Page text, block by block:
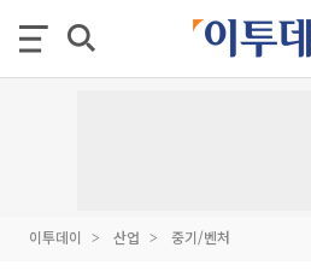
이투데이 산업 중기/벤처